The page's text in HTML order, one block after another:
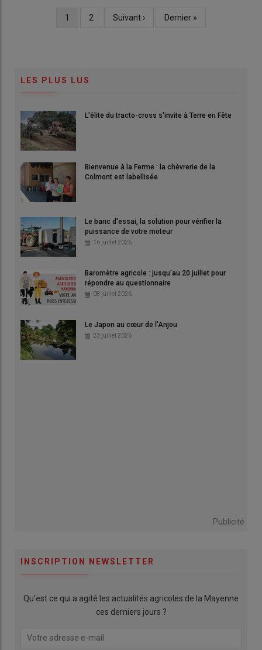
Page
1 Page
2
Page
Suivant ›
Dernière
Dernier »
LES PLUS LUS
L'élite du tracto-cross s'invite à Terre en Fête
Bienvenue à la Ferme : la chèvrerie de la
Colmont est labellisée
Le banc d'essai, la solution pour vérifier la
puissance de votre moteur
16 juillet 2026
Baromètre agricole : jusqu'au 20 juillet pour
répondre au questionnaire
08 juillet 2026
Le Japon au cœur de l'Anjou
23 juillet 2026
Publicité
INSCRIPTION NEWSLETTER
Qu’est ce qui a agité les actualités agricoles de la Mayenne
ces derniers jours ?